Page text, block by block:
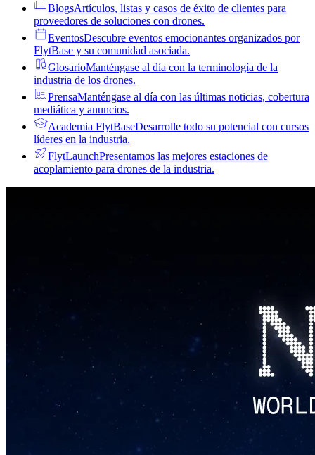
BlogsArtículos, listas y casos de éxito de clientes para
proveedores de soluciones con drones.
EventosDescubre eventos emocionantes organizados por
FlytBase y su comunidad asociada.
GlosarioManténgase al día con la terminología de la
industria de los drones.
PrensaManténgase al día con las últimas noticias, cobertura
mediática y anuncios.
Academia FlytBaseDesarrolle todo su potencial con cursos
líderes en la industria.
FlytLaunchPresentamos las mejores estaciones de
acoplamiento para drones de la industria.